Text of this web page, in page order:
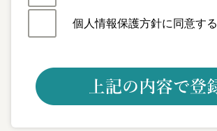
個人情報保護方針に同意する